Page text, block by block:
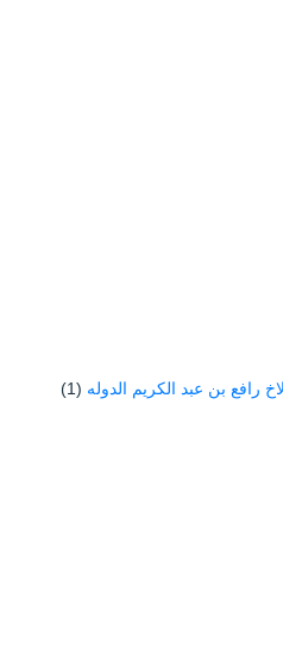
رافع بن عبد الكريم الدوله (1)